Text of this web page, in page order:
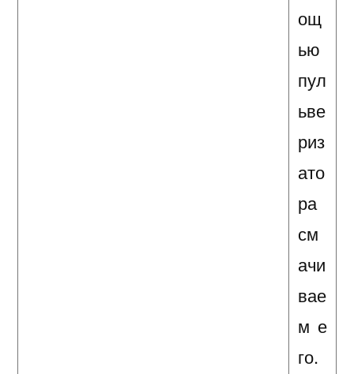
ощ
ью
пул
ьве
риз
ато
ра
см
ачи
вае
м е
го.